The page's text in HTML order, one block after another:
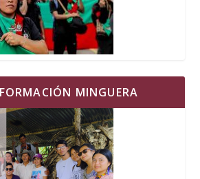
MINGUERA